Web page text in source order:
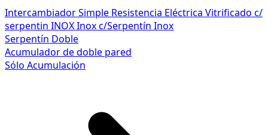
Intercambiador Simple Resistencia Eléctrica Vitrificado c/
serpentin INOXInox c/Serpentín Inox
Serpentín Doble
Acumulador de doble pared
Sólo Acumulación